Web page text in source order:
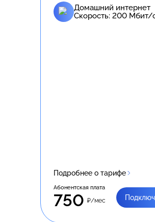
Домашний интернет
Скорость: 200 Мбит/
Подробнее о тарифе
Абонентская плата
750 ₽/мес